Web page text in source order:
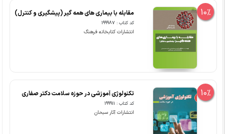
10% مقابله با بیماری های همه گیر (پیشگیری و کنترل)
کد کتاب : 199987
انتشارات کتابخانه فرهنگ
10% تکنولوژی آموزشی در حوزه سلامت دکتر صفاری
کد کتاب : 199911
انتشارات آثار سبحان